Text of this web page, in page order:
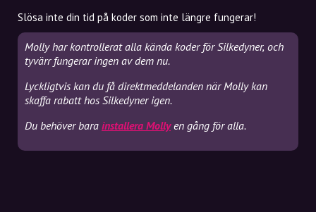
Slösa inte din tid på koder som inte längre fungerar!
Molly har kontrollerat alla kända koder för Silkedyner, och
tyvärr fungerar ingen av dem nu.
Lyckligtvis kan du få direktmeddelanden när Molly kan
skaffa rabatt hos Silkedyner igen.
Du behöver bara installera Mollyen gång för alla.